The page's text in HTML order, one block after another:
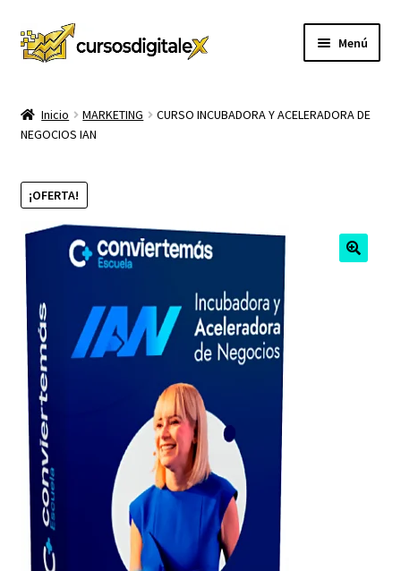
Ir
a
Ir
al
Menú
TIENDA
CURSOS
hijo
MEMBRESIA
MI CUENTA
CARRITO
CONTACTO
Inicio MARKETING
CURSO INCUBADORA Y ACELERADORA DE
NEGOCIOS IAN
¡OFERTA!